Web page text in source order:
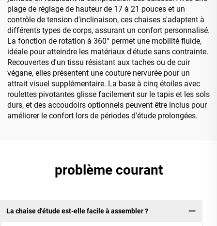
plage de réglage de hauteur de 17 à 21 pouces et un
contrôle de tension d'inclinaison, ces chaises s'adaptent à
différents types de corps, assurant un confort personnalisé.
La fonction de rotation à 360° permet une mobilité fluide,
idéale pour atteindre les matériaux d'étude sans contrainte.
Recouvertes d'un tissu résistant aux taches ou de cuir
végane, elles présentent une couture nervurée pour un
attrait visuel supplémentaire. La base à cinq étoiles avec
roulettes pivotantes glisse facilement sur le tapis et les sols
durs, et des accoudoirs optionnels peuvent être inclus pour
améliorer le confort lors de périodes d'étude prolongées.
problème courant
La chaise d'étude est-elle facile à assembler ?